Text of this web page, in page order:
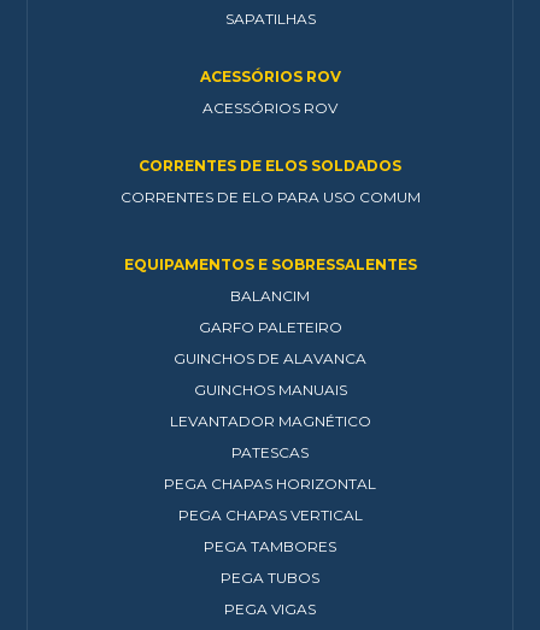
SAPATILHAS
ACESSÓRIOS ROV
ACESSÓRIOS ROV
CORRENTES DE ELOS SOLDADOS
CORRENTES DE ELO PARA USO COMUM
EQUIPAMENTOS E SOBRESSALENTES
BALANCIM
GARFO PALETEIRO
GUINCHOS DE ALAVANCA
GUINCHOS MANUAIS
LEVANTADOR MAGNÉTICO
PATESCAS
PEGA CHAPAS HORIZONTAL
PEGA CHAPAS VERTICAL
PEGA TAMBORES
PEGA TUBOS
PEGA VIGAS